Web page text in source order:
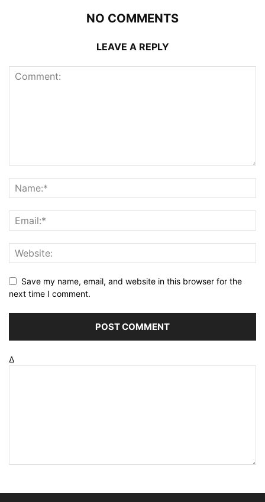
NO COMMENTS
LEAVE A REPLY
Save my name, email, and website in this browser for the
next time I comment.
Δ